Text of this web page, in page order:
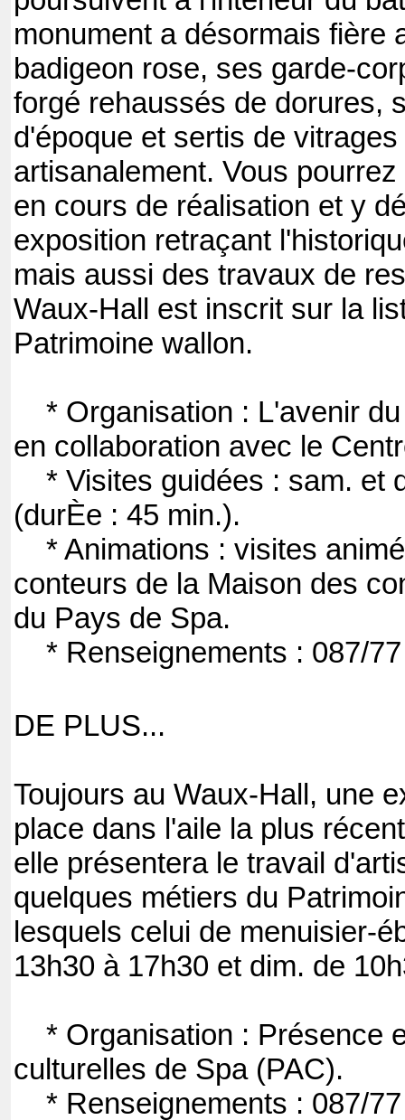
monument a désormais fière
badigeon rose, ses garde-
forgé rehaussés de dorures,
d'époque et sertis de
artisanalement. Vous
en cours de réalisation et y
exposition retraçant
mais aussi des travaux de
Waux-Hall est inscrit sur la
Patrimoine wallon.
* Organisation : L'avenir
en collaboration avec le
* Visites guidées : sam. et
(durÈe : 45 min.).
* Animations : visites
conteurs de la Maison des
du Pays de Spa.
* Renseignements : 087/
DE PLUS...
Toujours au Waux-Hall, une
place dans l'aile la plus
elle présentera le travail
quelques métiers du
lesquels celui de menuisier-
13h30 à 17h30 et dim. de
* Organisation : Présence
culturelles de Spa (PAC).
* Renseignements : 087/